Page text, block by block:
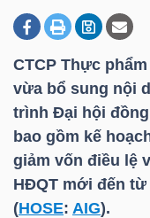
CTCP Thực
vừa bổ sung nội
trình Đại hội
bao gồm kế
giảm vốn điều lệ
HĐQT mới đến từ
(HOSE: AIG).
DOANH
NGHIỆP
BẤT
ĐỘNG
SẢN